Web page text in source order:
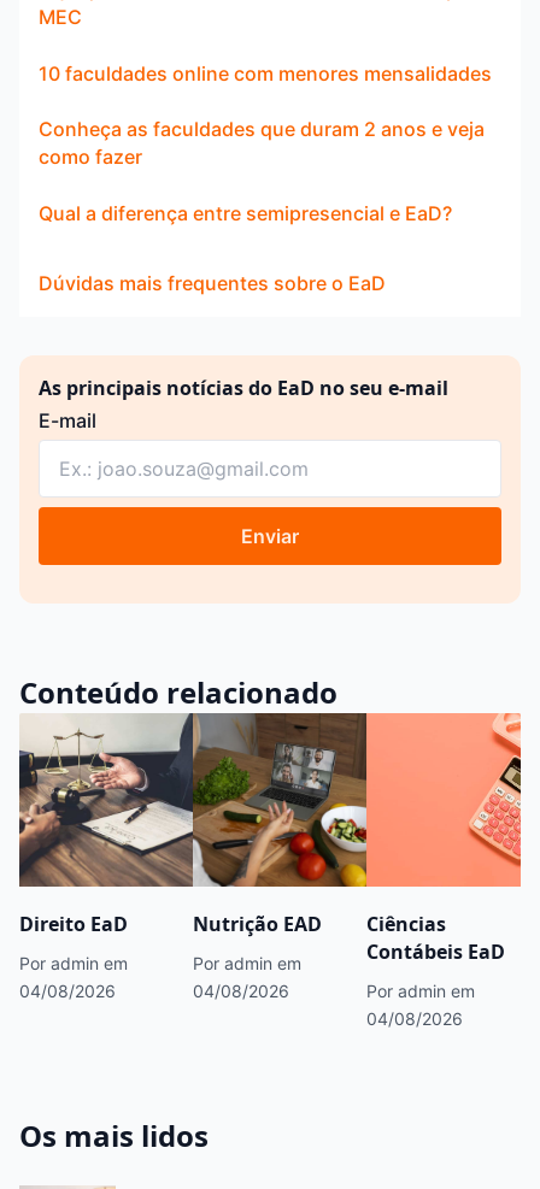
MEC
10 faculdades online com menores mensalidades
Conheça as faculdades que duram 2 anos e veja
como fazer
Qual a diferença entre semipresencial e EaD?
Dúvidas mais frequentes sobre o EaD
As principais notícias do EaD no seu e-mail
E-mail
Enviar
Conteúdo relacionado
Direito EaD
Por admin em
04/08/2026
Nutrição EAD
Por admin em
04/08/2026
Ciências
Contábeis EaD
Por admin em
04/08/2026
Os mais lidos